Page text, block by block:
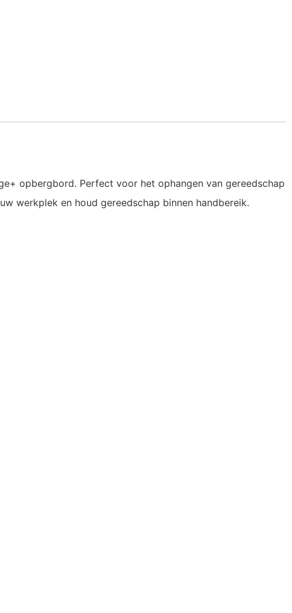
opbergbord. Perfect voor het ophangen van gereedschap
werkplek en houd gereedschap binnen handbereik.